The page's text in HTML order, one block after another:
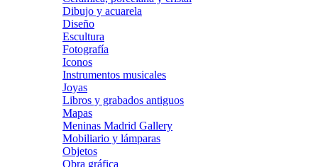
Dibujo y acuarela
Diseño
Escultura
Fotografía
Iconos
Instrumentos musicales
Joyas
Libros y grabados antiguos
Mapas
Meninas Madrid Gallery
Mobiliario y lámparas
Objetos
Obra gráfica